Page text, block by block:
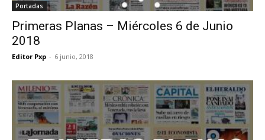
Portadas
Primeras Planas – Miércoles 6 de Junio
2018
Editor Pxp - 6 junio, 2018